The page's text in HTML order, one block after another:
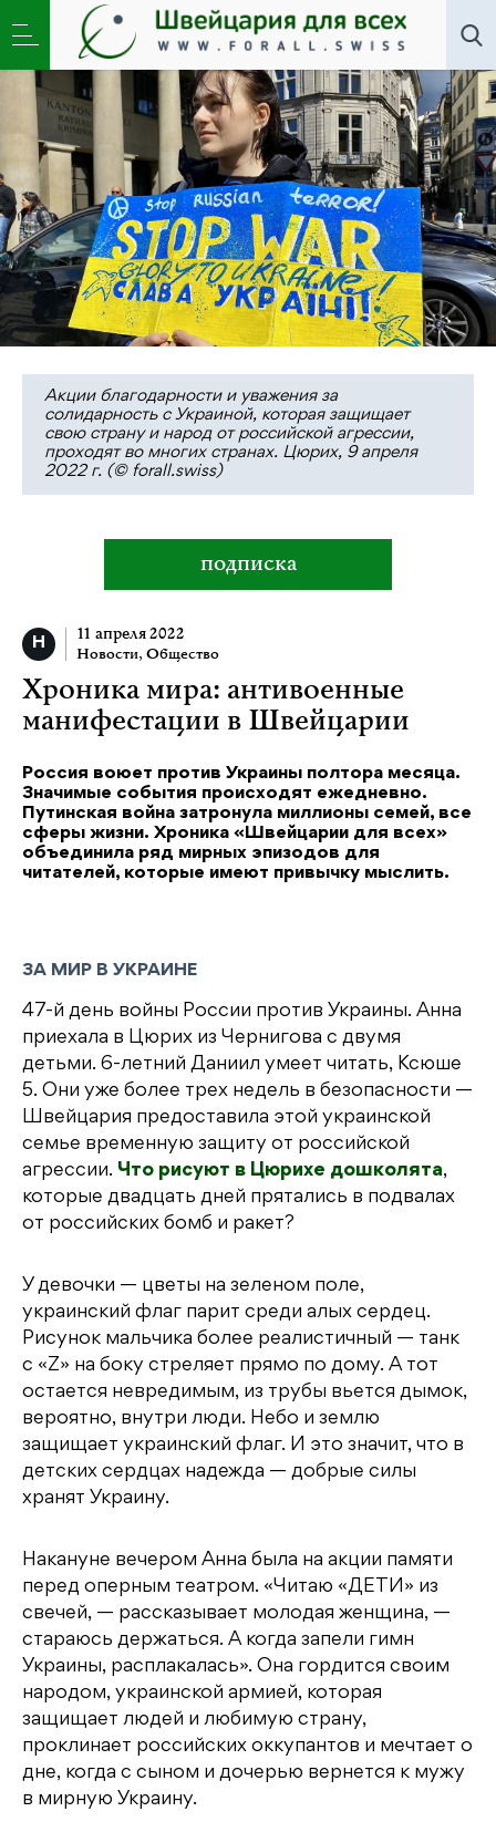
Новости Общество»Хроника мира: антивоенные
манифестации в Швейцарии
Акции благодарности и уважения за
солидарность с Украиной, которая защищает
свою страну и народ от российской агрессии,
проходят во многих странах. Цюрих, 9 апреля
2022 г. (© forall.swiss)
подписка
11 апреля 2022
Новости, Общество
Хроника мира: антивоенные
манифестации в Швейцарии
Россия воюет против Украины полтора месяца.
Значимые события происходят ежедневно.
Путинская война затронула миллионы семей, все
сферы жизни. Хроника «Швейцарии для всех»
объединила ряд мирных эпизодов для
читателей, которые имеют привычку мыслить.
ЗА МИР В УКРАИНЕ
47-й день войны России против Украины. Анна
приехала в Цюрих из Чернигова с двумя
детьми. 6-летний Даниил умеет читать, Ксюше
5. Они уже более трех недель в безопасности —
Швейцария предоставила этой украинской
семье временную защиту от российской
агрессии. Что рисуют в Цюрихе дошколята,
которые двадцать дней прятались в подвалах
от российских бомб и ракет?
У девочки — цветы на зеленом поле,
украинский флаг парит среди алых сердец.
Рисунок мальчика более реалистичный — танк
с «Z» на боку стреляет прямо по дому. А тот
остается невредимым, из трубы вьется дымок,
вероятно, внутри люди. Небо и землю
защищает украинский флаг. И это значит, что в
детских сердцах надежда — добрые силы
хранят Украину.
Накануне вечером Анна была на акции памяти
перед оперным театром. «Читаю «ДЕТИ» из
свечей, — рассказывает молодая женщина, —
стараюсь держаться. А когда запели гимн
Украины, расплакалась». Она гордится своим
народом, украинской армией, которая
защищает людей и любимую страну,
проклинает российских оккупантов и мечтает о
дне, когда с сыном и дочерью вернется к мужу
в мирную Украину.